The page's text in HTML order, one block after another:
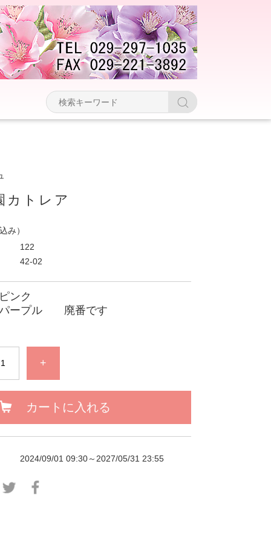
カトレア
み）
122
42-02
ンク
ープル 廃番です
+
カートに入れる
2024/09/01 09:30～2027/05/31 23:55